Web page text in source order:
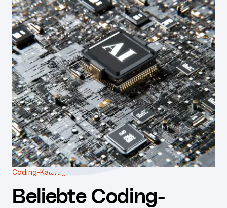
Coding-Katalog
Beliebte Coding-